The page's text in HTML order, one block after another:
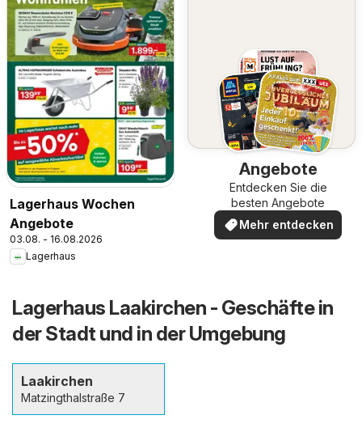
Lagerhaus Wochen
Angebote
03.08. - 16.08.2026
Lagerhaus
Angebote
Entdecken Sie die
besten Angebote
Mehr entdecken
Lagerhaus Laakirchen - Geschäfte in
der Stadt und in der Umgebung
Laakirchen
Matzingthalstraße 7